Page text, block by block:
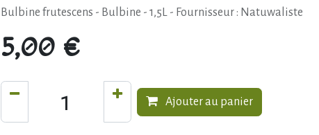
Bulbine frutescens - Bulbine - 1,5L - Fournisseur : Natuwaliste
5,00 €
Ajouter au panier